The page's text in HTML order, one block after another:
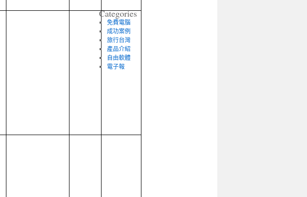
Categories
免費電腦
成功案例
旅行台灣
產品介紹
自由軟體
電子報